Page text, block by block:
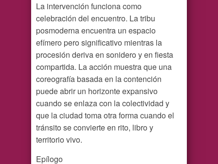
La intervención funciona como
celebración del encuentro. La tribu
posmoderna encuentra un espacio
efímero pero significativo mientras la
procesión deriva en sonidero y en fiesta
compartida. La acción muestra que una
coreografía basada en la contención
puede abrir un horizonte expansivo
cuando se enlaza con la colectividad y
que la ciudad toma otra forma cuando el
tránsito se convierte en rito, libro y
territorio vivo.
Epílogo